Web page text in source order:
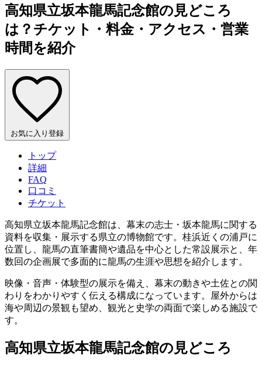
高知県立坂本龍馬記念館の見どころ
は？チケット・料金・アクセス・営業
時間を紹介
お気に入り登録
トップ
詳細
FAQ
口コミ
チケット
高知県立坂本龍馬記念館は、幕末の志士・坂本龍馬に関する
資料を収集・展示する県立の博物館です。桂浜近くの浦戸に
位置し、龍馬の直筆書簡や遺品を中心とした常設展示と、年
数回の企画展で多面的に龍馬の生涯や思想を紹介します。
映像・音声・体験型の展示を備え、幕末の動きや土佐との関
わりをわかりやすく伝える構成になっています。屋外からは
海や周辺の景観も望め、観光と史学の両面で楽しめる施設で
す。
高知県立坂本龍馬記念館の見どころ